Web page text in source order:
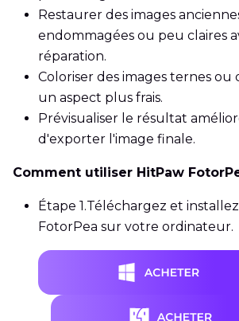
Restaurer des images
endommagées ou peu claires
réparation.
Coloriser des images ternes
un aspect plus frais.
Prévisualiser le résultat
d'exporter l'image finale.
Comment utiliser HitPaw
Étape 1.Téléchargez et
FotorPea sur votre ordinateur.